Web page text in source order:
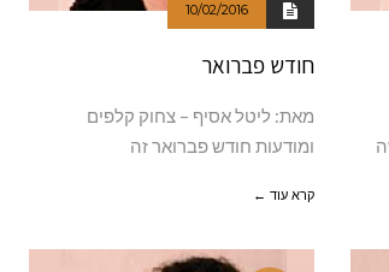
10/02/2016
חודש פברואר
מאת: ליטל אסיף – צחוק קלפים
ומודעות חודש פברואר זה
קרא עוד ←